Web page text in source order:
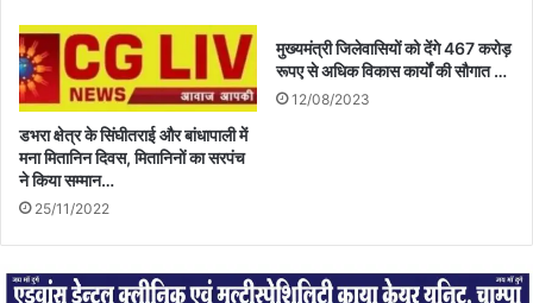
डभरा क्षेत्र के सिंघीतराई और बांधापाली में
मना मितानिन दिवस, मितानिनों का सरपंच
ने किया सम्मान…
25/11/2022
मुख्यमंत्री जिलेवासियों को देंगे 467 करोड़
रूपए से अधिक विकास कार्यों की सौगात …
12/08/2023